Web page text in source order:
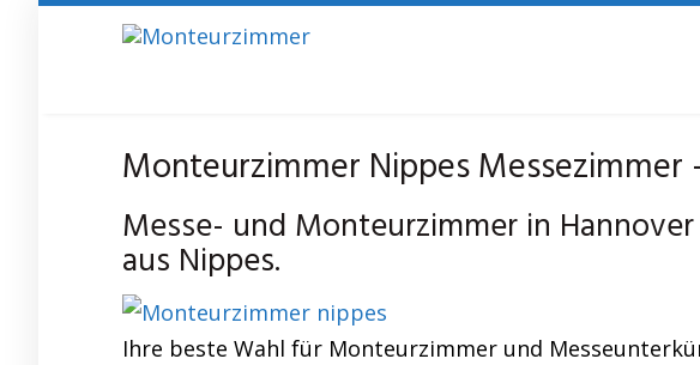
Monteurzimmer Nippes Messezimmer
Messe- und Monteurzimmer in
aus Nippes.
Ihre beste Wahl für Monteurzimmer und